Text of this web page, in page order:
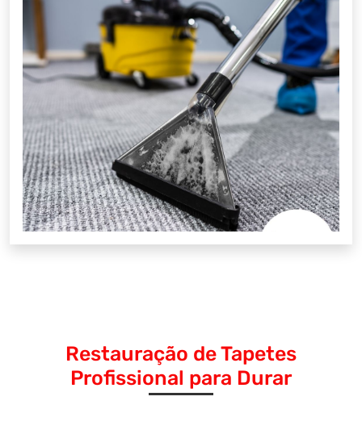
Restauração de Tapetes
Profissional para Durar